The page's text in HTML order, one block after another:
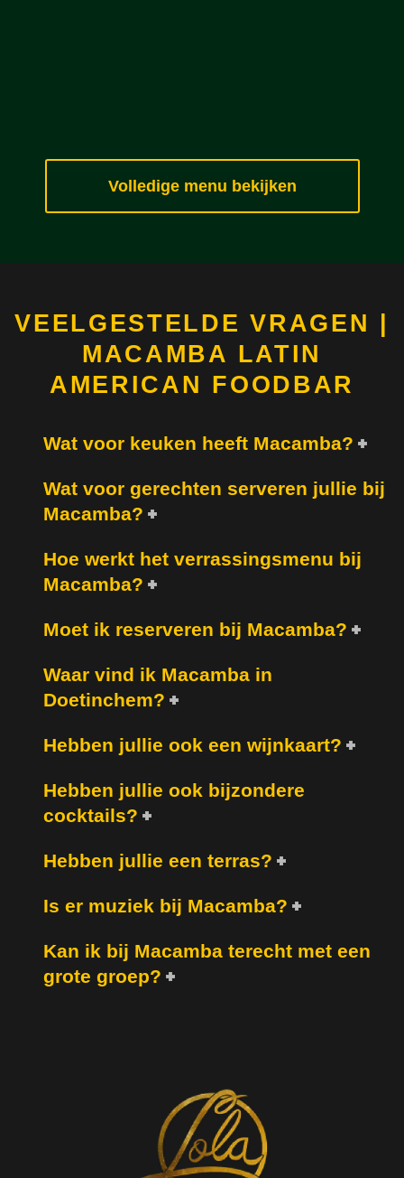
Volledige menu bekijken
VEELGESTELDE VRAGEN |
MACAMBA LATIN
AMERICAN FOODBAR
Wat voor keuken heeft Macamba?
Wat voor gerechten serveren jullie bij
Macamba?
Hoe werkt het verrassingsmenu bij
Macamba?
Moet ik reserveren bij Macamba?
Waar vind ik Macamba in
Doetinchem?
Hebben jullie ook een wijnkaart?
Hebben jullie ook bijzondere
cocktails?
Hebben jullie een terras?
Is er muziek bij Macamba?
Kan ik bij Macamba terecht met een
grote groep?